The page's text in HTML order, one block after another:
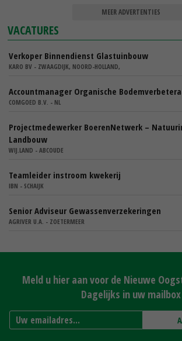
MEER ADVERTENTIES
VACATURES
Verkoper Binnendienst Glastuinbouw
KARO BV - ZWAAGDIJK, NOORD-HOLLAND,
Accountmanager Organische
COMGOED B.V. - NL
Projectmedewerker BoerenNetwerk –
Landbouw
WIJ.LAND - ABCOUDE
Teamleider instroom kwekerij
IBN - SCHAIJK
Senior Adviseur Gewassenverzekeringen
AGRIVER U.A. - ZOETERMEER
Meld u hier aan voor de Nieuwe
Dagelijks in uw mailbox